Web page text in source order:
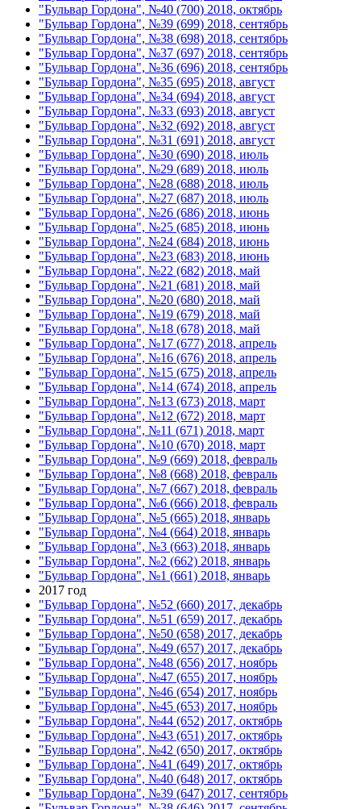
"Бульвар Гордона", №40 (700) 2018, октябрь
"Бульвар Гордона", №39 (699) 2018, сентябрь
"Бульвар Гордона", №38 (698) 2018, сентябрь
"Бульвар Гордона", №37 (697) 2018, сентябрь
"Бульвар Гордона", №36 (696) 2018, сентябрь
"Бульвар Гордона", №35 (695) 2018, август
"Бульвар Гордона", №34 (694) 2018, август
"Бульвар Гордона", №33 (693) 2018, август
"Бульвар Гордона", №32 (692) 2018, август
"Бульвар Гордона", №31 (691) 2018, август
"Бульвар Гордона", №30 (690) 2018, июль
"Бульвар Гордона", №29 (689) 2018, июль
"Бульвар Гордона", №28 (688) 2018, июль
"Бульвар Гордона", №27 (687) 2018, июль
"Бульвар Гордона", №26 (686) 2018, июнь
"Бульвар Гордона", №25 (685) 2018, июнь
"Бульвар Гордона", №24 (684) 2018, июнь
"Бульвар Гордона", №23 (683) 2018, июнь
"Бульвар Гордона", №22 (682) 2018, май
"Бульвар Гордона", №21 (681) 2018, май
"Бульвар Гордона", №20 (680) 2018, май
"Бульвар Гордона", №19 (679) 2018, май
"Бульвар Гордона", №18 (678) 2018, май
"Бульвар Гордона", №17 (677) 2018, апрель
"Бульвар Гордона", №16 (676) 2018, апрель
"Бульвар Гордона", №15 (675) 2018, апрель
"Бульвар Гордона", №14 (674) 2018, апрель
"Бульвар Гордона", №13 (673) 2018, март
"Бульвар Гордона", №12 (672) 2018, март
"Бульвар Гордона", №11 (671) 2018, март
"Бульвар Гордона", №10 (670) 2018, март
"Бульвар Гордона", №9 (669) 2018, февраль
"Бульвар Гордона", №8 (668) 2018, февраль
"Бульвар Гордона", №7 (667) 2018, февраль
"Бульвар Гордона", №6 (666) 2018, февраль
"Бульвар Гордона", №5 (665) 2018, январь
"Бульвар Гордона", №4 (664) 2018, январь
"Бульвар Гордона", №3 (663) 2018, январь
"Бульвар Гордона", №2 (662) 2018, январь
"Бульвар Гордона", №1 (661) 2018, январь
2017 год
"Бульвар Гордона", №52 (660) 2017, декабрь
"Бульвар Гордона", №51 (659) 2017, декабрь
"Бульвар Гордона", №50 (658) 2017, декабрь
"Бульвар Гордона", №49 (657) 2017, декабрь
"Бульвар Гордона", №48 (656) 2017, ноябрь
"Бульвар Гордона", №47 (655) 2017, ноябрь
"Бульвар Гордона", №46 (654) 2017, ноябрь
"Бульвар Гордона", №45 (653) 2017, ноябрь
"Бульвар Гордона", №44 (652) 2017, октябрь
"Бульвар Гордона", №43 (651) 2017, октябрь
"Бульвар Гордона", №42 (650) 2017, октябрь
"Бульвар Гордона", №41 (649) 2017, октябрь
"Бульвар Гордона", №40 (648) 2017, октябрь
"Бульвар Гордона", №39 (647) 2017, сентябрь